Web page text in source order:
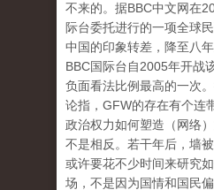
不来的。据BBC中文网在
际台委托进行的一项全球
中国的印象转差，降至八
BBC国际台自2005年开战
负面看法比例最高的一次
论指，GFW的存在有个连
政治权力如何塑造（网络
不是相反。若干年后，墙
或许要花不少时间来研究
场，不是因为国情和国民